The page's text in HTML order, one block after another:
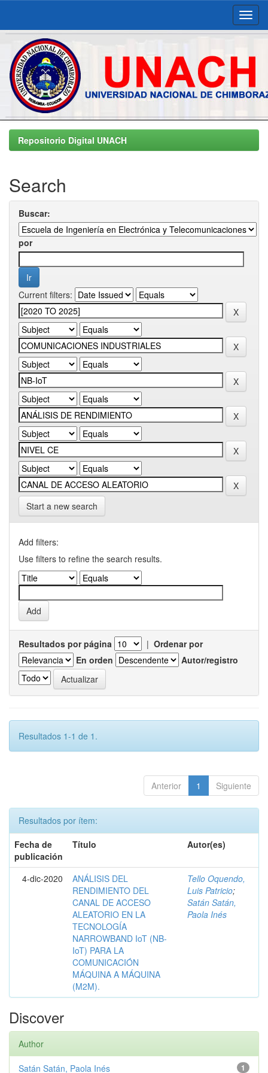
Skip
navigationRepositorio Digital UNACH
Search
Buscar:
por
Current filters:
Start a new search
Add filters:
Use filters to refine the search results.
Resultados por página | Ordenar por
En orden
Autor/registro
Resultados 1-1 de 1.
Anterior 1 Siguiente
Resultados por ítem:
Fecha de
publicación
Título Autor(es)
4-dic-2020
ANÁLISIS DEL
RENDIMIENTO DEL
CANAL DE ACCESO
ALEATORIO EN LA
TECNOLOGÍA
NARROWBAND IoT (NB-
IoT) PARA LA
COMUNICACIÓN
MÁQUINA A MÁQUINA
(M2M).
Tello Oquendo,
Luis Patricio;
Satán Satán,
Paola Inés
Discover
Author
1
Satán Satán, Paola Inés